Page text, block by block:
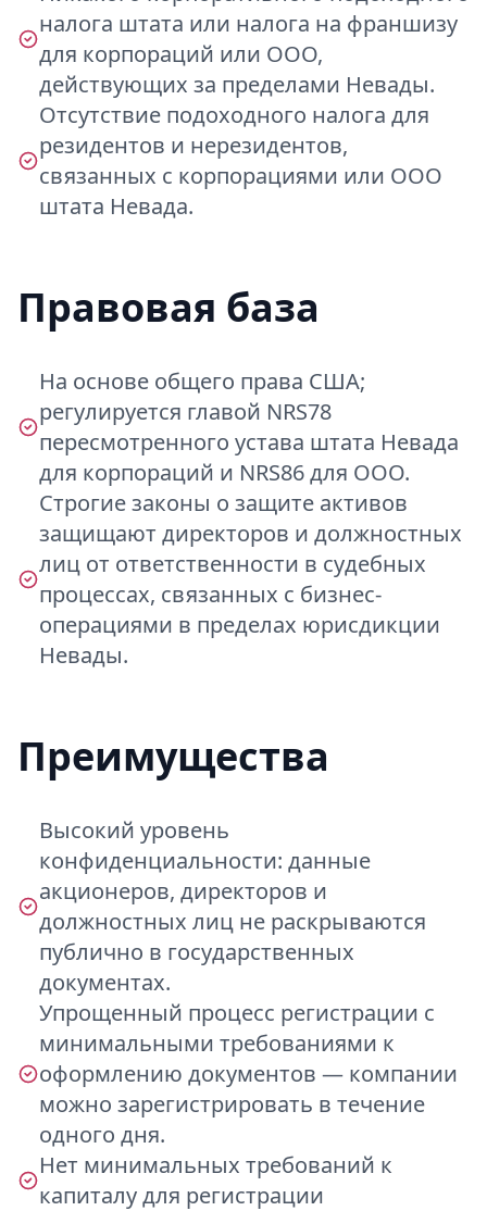
налога штата или налога на франшизу
для корпораций или ООО,
действующих за пределами Невады.
Отсутствие подоходного налога для
резидентов и нерезидентов,
связанных с корпорациями или ООО
штата Невада.
Правовая база
На основе общего права США;
регулируется главой NRS78
пересмотренного устава штата Невада
для корпораций и NRS86 для ООО.
Строгие законы о защите активов
защищают директоров и должностных
лиц от ответственности в судебных
процессах, связанных с бизнес-
операциями в пределах юрисдикции
Невады.
Преимущества
Высокий уровень
конфиденциальности: данные
акционеров, директоров и
должностных лиц не раскрываются
публично в государственных
документах.
Упрощенный процесс регистрации с
минимальными требованиями к
оформлению документов — компании
можно зарегистрировать в течение
одного дня.
Нет минимальных требований к
капиталу для регистрации